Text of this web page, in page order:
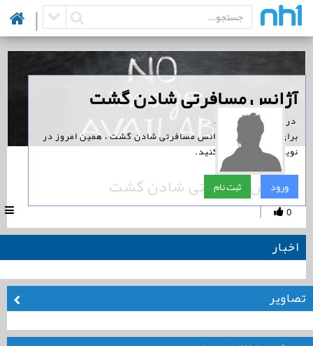
|
‏آژانس مسافرتی شادن گشت
‏ در نوین همراه است.
برای پیگیری اخبار آژانس مسافرتی شادن گشت ، همین امروز در
نوین همراه ثبت نام کنید.
ورود ثبت نام
آژانس مسافرتی شادن گشت
0
|
اخبار
تصاویر